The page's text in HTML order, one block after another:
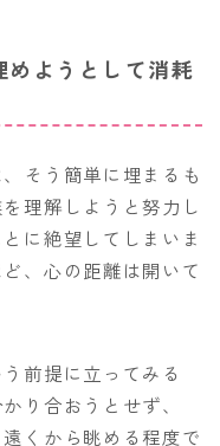
ようとして消耗
そう簡単に埋まるも
理解しようと努力し
に絶望してしまいま
、心の距離は開いて
前提に立ってみる
り合おうとせず、
くから眺める程度で